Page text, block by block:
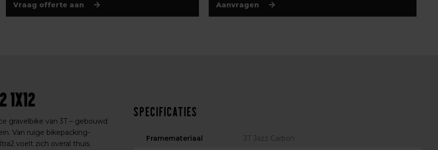
Vraag offerte aan Aanvragen
1x12
gravelbike van 3T – gebouwd
Van ruige bikepacking-
voelt zich overal thuis.
Specificaties
Framemateriaal 3T Jazz Carbon